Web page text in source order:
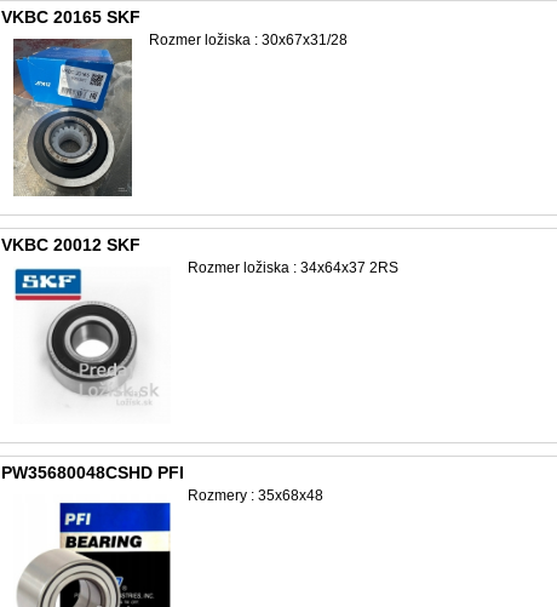
VKBC 20165 SKF
Rozmer ložiska : 30x67x31/28
VKBC 20012 SKF
Rozmer ložiska : 34x64x37 2RS
PW35680048CSHD PFI
Rozmery : 35x68x48